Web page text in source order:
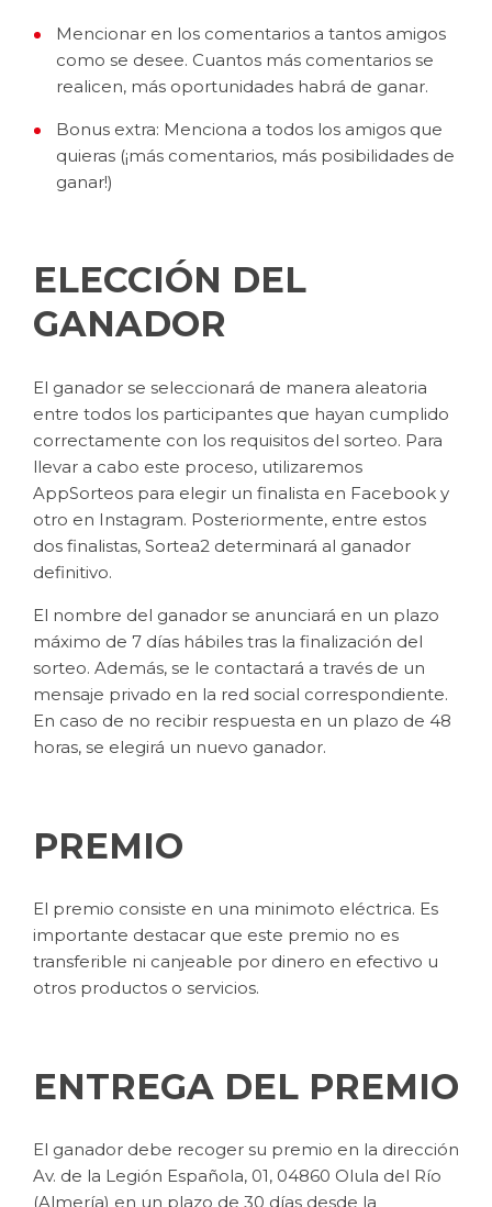
Mencionar en los comentarios a tantos amigos
como se desee. Cuantos más comentarios se
realicen, más oportunidades habrá de ganar.
Bonus extra: Menciona a todos los amigos que
quieras (¡más comentarios, más posibilidades de
ganar!)
ELECCIÓN DEL
GANADOR
El ganador se seleccionará de manera aleatoria
entre todos los participantes que hayan cumplido
correctamente con los requisitos del sorteo. Para
llevar a cabo este proceso, utilizaremos
AppSorteos para elegir un finalista en Facebook y
otro en Instagram. Posteriormente, entre estos
dos finalistas, Sortea2 determinará al ganador
definitivo.
El nombre del ganador se anunciará en un plazo
máximo de 7 días hábiles tras la finalización del
sorteo. Además, se le contactará a través de un
mensaje privado en la red social correspondiente.
En caso de no recibir respuesta en un plazo de 48
horas, se elegirá un nuevo ganador.
PREMIO
El premio consiste en una minimoto eléctrica. Es
importante destacar que este premio no es
transferible ni canjeable por dinero en efectivo u
otros productos o servicios.
ENTREGA DEL PREMIO
El ganador debe recoger su premio en la dirección
Av. de la Legión Española, 01, 04860 Olula del Río
(Almería) en un plazo de 30 días desde la